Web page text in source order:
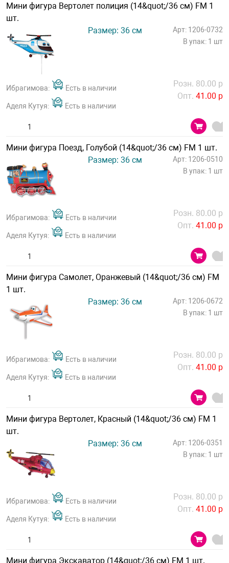
Мини фигура Вертолет полиция (14&quot;/36 см) FM 1
шт.
Размер: 36 см
Арт: 1206-0732
В упак: 1 шт
Ибрагимова: Есть в наличии
Аделя Кутуя: Есть в наличии
Розн. 80.00 р
Опт. 41.00 р
Мини фигура Поезд, Голубой (14&quot;/36 см) FM 1 шт.
Размер: 36 см
Арт: 1206-0510
В упак: 1 шт
Ибрагимова: Есть в наличии
Аделя Кутуя: Есть в наличии
Розн. 80.00 р
Опт. 41.00 р
Мини фигура Самолет, Оранжевый (14&quot;/36 см) FM
1 шт.
Размер: 36 см
Арт: 1206-0672
В упак: 1 шт
Ибрагимова: Есть в наличии
Аделя Кутуя: Есть в наличии
Розн. 80.00 р
Опт. 41.00 р
Мини фигура Вертолет, Красный (14&quot;/36 см) FM 1
шт.
Размер: 36 см
Арт: 1206-0351
В упак: 1 шт
Ибрагимова: Есть в наличии
Аделя Кутуя: Есть в наличии
Розн. 80.00 р
Опт. 41.00 р
Мини фигура Экскаватор (14&quot;/36 см) FM 1 шт.